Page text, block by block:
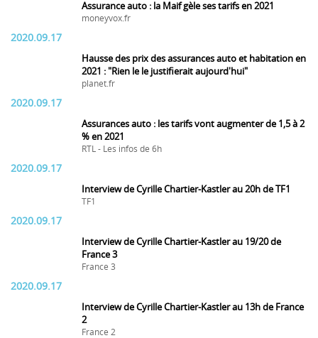
Assurance auto : la Maif gèle ses tarifs en 2021
moneyvox.fr
2020.09.17
Hausse des prix des assurances auto et habitation en
2021 : "Rien le le justifierait aujourd'hui"
planet.fr
2020.09.17
Assurances auto : les tarifs vont augmenter de 1,5 à 2
% en 2021
RTL - Les infos de 6h
2020.09.17
Interview de Cyrille Chartier-Kastler au 20h de TF1
TF1
2020.09.17
Interview de Cyrille Chartier-Kastler au 19/20 de
France 3
France 3
2020.09.17
Interview de Cyrille Chartier-Kastler au 13h de France
2
France 2